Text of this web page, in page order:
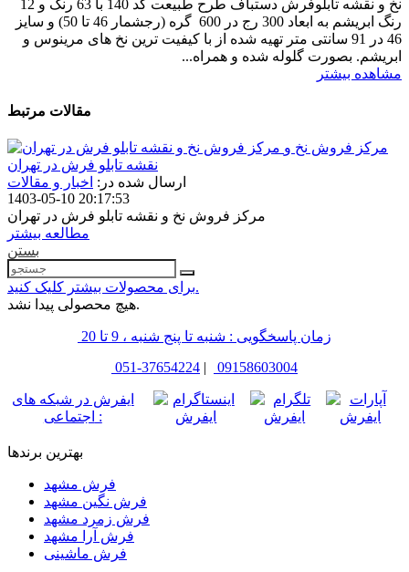
نخ و نقشه تابلوفرش دستباف طرح طبیعت کد 140 با 63 رنگ و 12
رنگ ابریشم به ابعاد 300 رج در 600 گره (رجشمار 46 تا 50) و سایز
46 در 91 سانتی متر تهیه شده از با کیفیت ترین نخ های مرینوس و
ابریشم. بصورت گلوله شده و همراه...
مشاهده بیشتر
مقالات مرتبط
مرکز فروش نخ و
نقشه تابلو فرش در تهران
ارسال شده در: اخبار و مقالات
1403-05-10 20:17:53
مرکز فروش نخ و نقشه تابلو فرش در تهران
مطالعه بیشتر
بستن
برای محصولات بیشتر کلیک کنید.
هیچ محصولی پیدا نشد.
زمان پاسخگویی : شنبه تا پنج شنبه ، 9 تا 20
051-37654224 | 09158603004
ایفرش در شبکه های
اجتماعی :
بهترین برندها
فرش مشهد
فرش نگین مشهد
فرش زمرد مشهد
فرش آرا مشهد
فرش ماشینی